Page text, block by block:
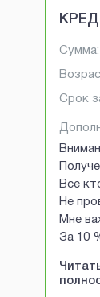
Сумма:
Срок
Все
Не
Мне
За 10